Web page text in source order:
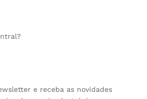
e receba as novidades